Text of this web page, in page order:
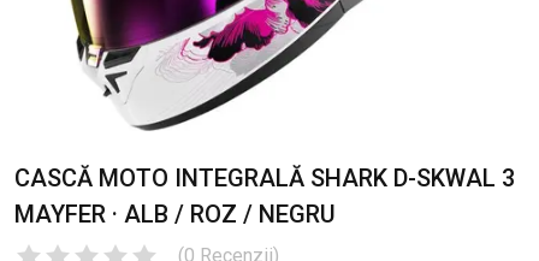
CASCĂ MOTO INTEGRALĂ SHARK D-SKWAL 3
MAYFER · ALB / ROZ / NEGRU
(0 Recenzii)